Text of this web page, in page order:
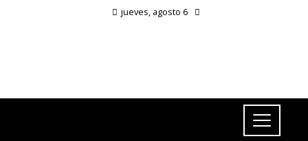
jueves, agosto 6